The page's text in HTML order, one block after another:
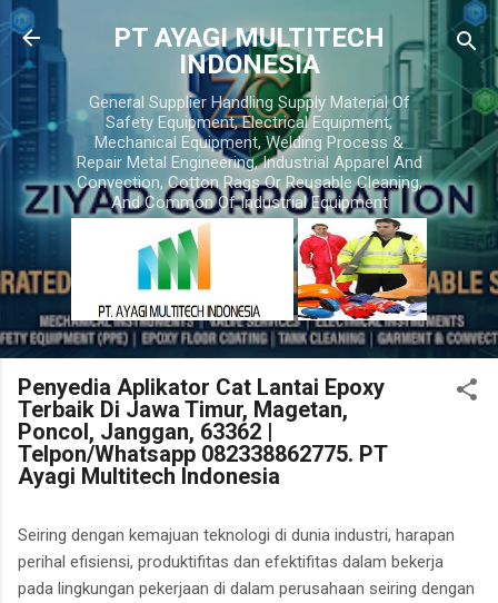
Skip to main content
PT AYAGI MULTITECH
INDONESIA
General Supplier Handling Supply Material Of
Safety Equipment, Electrical Equipment,
Mechanical Equipment, Welding Process &
Repair Metal Engineering, Industrial Apparel And
Convection, Cotton Rags Or Reusable Cleaning,
And Common Of Industrial Equipment
Penyedia Aplikator Cat Lantai Epoxy
Terbaik Di Jawa Timur, Magetan,
Poncol, Janggan, 63362 |
Telpon/Whatsapp 082338862775. PT
Ayagi Multitech Indonesia
Seiring dengan kemajuan teknologi di dunia industri, harapan
perihal efisiensi, produktifitas dan efektifitas dalam bekerja
pada lingkungan pekerjaan di dalam perusahaan seiring dengan